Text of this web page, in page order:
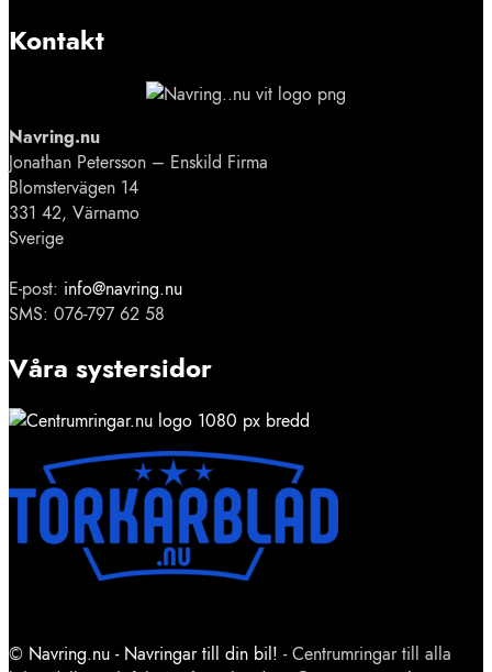
Kontakt
Navring.nu
Jonathan Petersson – Enskild Firma
Blomstervägen 14
331 42, Värnamo
Sverige
E-post: info@navring.nu
SMS: 076-797 62 58
Våra systersidor
© Navring.nu - Navringar till din bil! - Centrumringar till alla